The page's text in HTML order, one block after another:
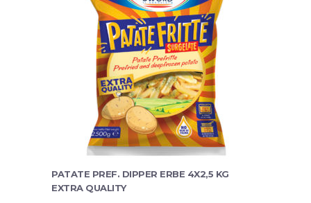
PATATE PREF. DIPPER ERBE 4X2,5 KG
EXTRA QUALITY